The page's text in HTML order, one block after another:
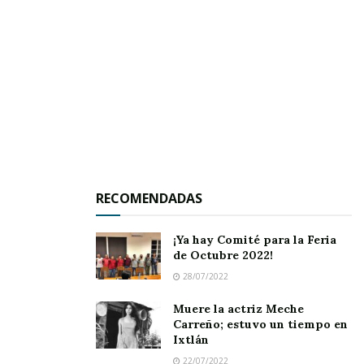
Durante la visita, el gobernador estuvo
acompañado por lasecretaria de Salud,
, la secretaria de
RECOMENDADAS
¡Ya hay Comité para la Feria
de Octubre 2022!
28/07/2022
Muere la actriz Meche
Carreño; estuvo un tiempo en
Ixtlán
22/07/2022